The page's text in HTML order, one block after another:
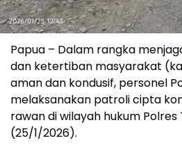
Papua – Dalam rangka
dan ketertiban masyarakat
aman dan kondusif, personel
melaksanakan patroli cipta
rawan di wilayah hukum Polres
(25/1/2026).